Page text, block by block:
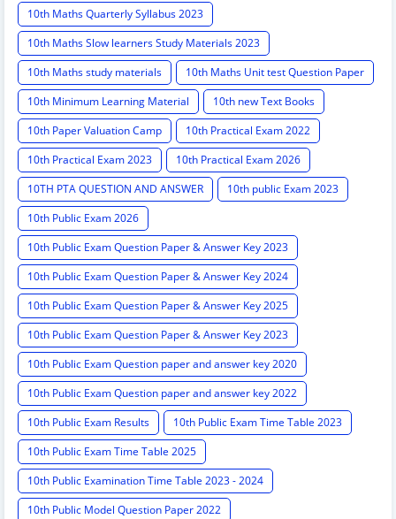
10th Maths Quarterly Syllabus 2023
10th Maths Slow learners Study Materials 2023
10th Maths study materials
10th Maths Unit test Question Paper
10th Minimum Learning Material
10th new Text Books
10th Paper Valuation Camp
10th Practical Exam 2022
10th Practical Exam 2023
10th Practical Exam 2026
10TH PTA QUESTION AND ANSWER
10th public Exam 2023
10th Public Exam 2026
10th Public Exam Question Paper & Answer Key 2023
10th Public Exam Question Paper & Answer Key 2024
10th Public Exam Question Paper & Answer Key 2025
10th Public Exam Question Paper & Answer Key 2023
10th Public Exam Question paper and answer key 2020
10th Public Exam Question paper and answer key 2022
10th Public Exam Results
10th Public Exam Time Table 2023
10th Public Exam Time Table 2025
10th Public Examination Time Table 2023 - 2024
10th Public Model Question Paper 2022